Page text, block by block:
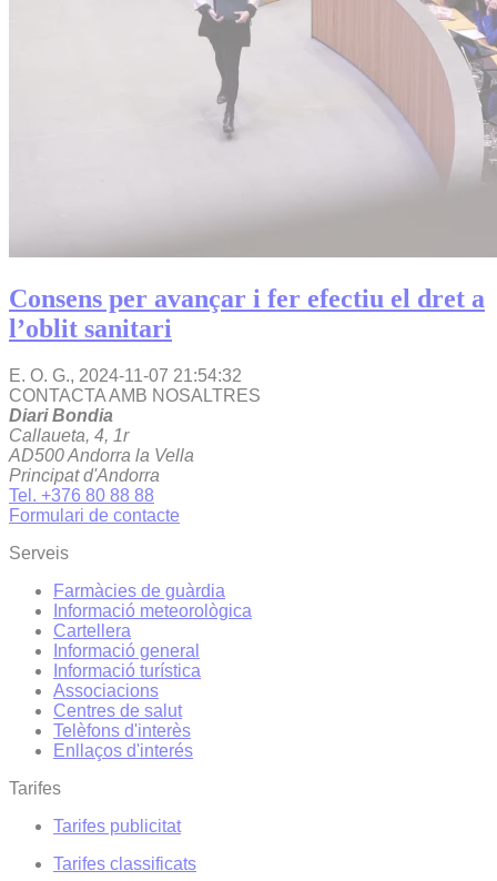
Consens per avançar i fer efectiu el dret a
l’oblit sanitari
E. O. G., 2024-11-07 21:54:32
CONTACTA AMB NOSALTRES
Diari Bondia
Callaueta, 4, 1r
AD500 Andorra la Vella
Principat d'Andorra
Tel. +376 80 88 88
Formulari de contacte
Serveis
Farmàcies de guàrdia
Informació meteorològica
Cartellera
Informació general
Informació turística
Associacions
Centres de salut
Telèfons d'interès
Enllaços d'interés
Tarifes
Tarifes publicitat
Tarifes classificats